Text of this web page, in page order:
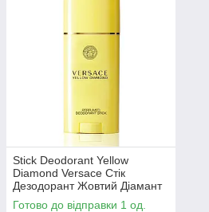
Stick Deodorant Yellow
Diamond Versace Стік
Дезодорант Жовтий Діамант
Версаче
Готово до відправки 1 од.